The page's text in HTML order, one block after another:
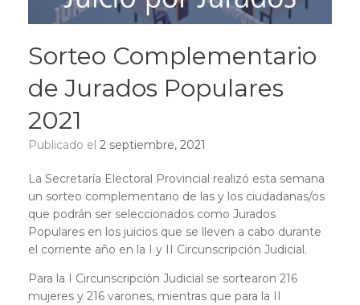
Sorteo Complementario
de Jurados Populares
2021
Publicado el 2 septiembre, 2021
La Secretaría Electoral Provincial realizó esta semana
un sorteo complementario de las y los ciudadanas/os
que podrán ser seleccionados como Jurados
Populares en los juicios que se lleven a cabo durante
el corriente año en la I y II Circunscripción Judicial.
Para la I Circunscripción Judicial se sortearon 216
mujeres y 216 varones, mientras que para la II